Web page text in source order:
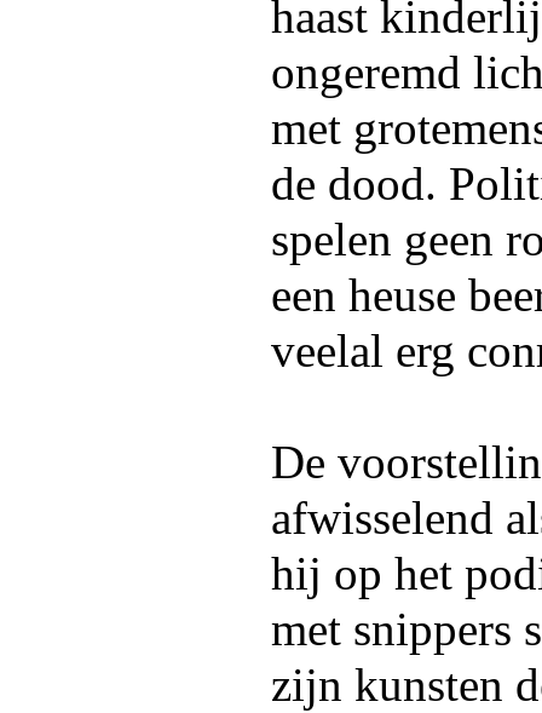
haast
ongeremd
met
de dood.
spelen geen
een heuse
veelal erg
De
afwisselend
hij op het
met snippers
zijn kunsten